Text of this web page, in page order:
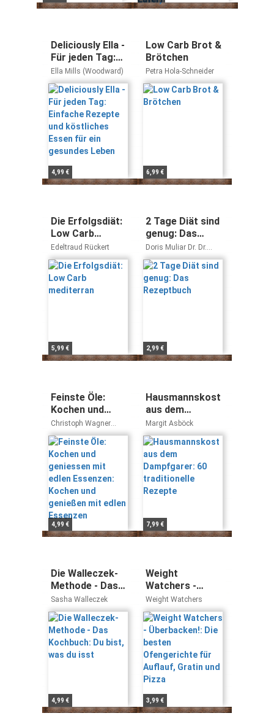
Deliciously Ella -
Für jeden Tag:
Einfache
Rezepte und
köstliches
Essen für ein
gesundes Leben
Ella Mills (Woodward)
4,99 €
Low Carb Brot &
Brötchen
Petra Hola-Schneider
6,99 €
Die Erfolgsdiät:
Low Carb
mediterran
Edeltraud Rückert
5,99 €
2 Tage Diät sind
genug: Das
Rezeptbuch
Doris Muliar Dr. Dr.
Michael Despeghel
2,99 €
Feinste Öle:
Kochen und
geniessen mit
edlen Essenzen:
Kochen und
genießen mit
edlen Essenzen
Christoph Wagner
Franz Hartl
4,99 €
Hausmannskost
aus dem
Dampfgarer: 60
traditionelle
Rezepte
Margit Asböck
7,99 €
Die Walleczek-
Methode - Das
Kochbuch: Du
bist, was du isst
Sasha Walleczek
4,99 €
Weight
Watchers -
Überbacken!: Die
besten
Ofengerichte
für Auflauf,
Gratin und Pizza
Weight Watchers
3,99 €